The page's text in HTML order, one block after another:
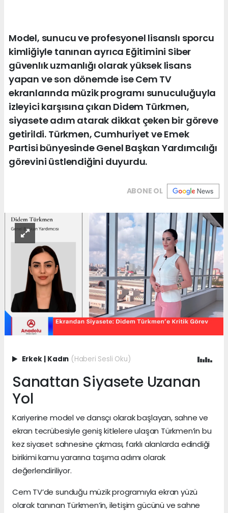
Model, sunucu ve profesyonel lisanslı sporcu
kimliğiyle tanınan ayrıca Eğitimini Siber
güvenlık uzmanlığı olarak yüksek lisans
yapan ve son dönemde ise Cem TV
ekranlarında müzik programı sunuculuğuyla
izleyici karşısına çıkan Didem Türkmen,
siyasete adım atarak dikkat çeken bir göreve
getirildi. Türkmen, Cumhuriyet ve Emek
Partisi bünyesinde Genel Başkan Yardımcılığı
görevini üstlendiğini duyurdu.
ABONE OL
Erkek Kadın (Haberi Sesli Oku)
Sanattan Siyasete Uzanan
Yol
Kariyerine model ve dansçı olarak başlayan, sahne ve
ekran tecrübesiyle geniş kitlelere ulaşan Türkmen’in bu
kez siyaset sahnesine çıkması, farklı alanlarda edindiği
birikimi kamu yararına taşıma adımı olarak
değerlendiriliyor.
Cem TV’de sunduğu müzik programıyla ekran yüzü
olarak tanınan Türkmen’in, iletişim gücünü ve sahne